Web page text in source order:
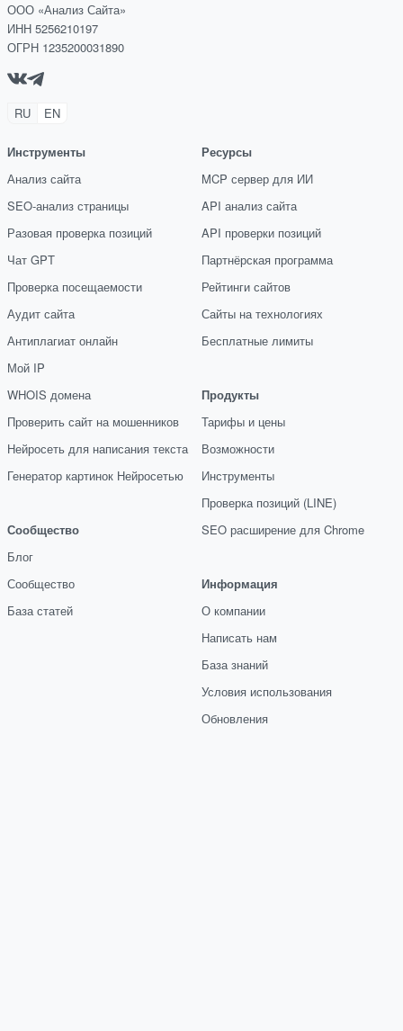
ООО «Анализ Сайта»
ИНН 5256210197
ОГРН 1235200031890
RU EN
Инструменты
Анализ сайта
SEO-анализ страницы
Разовая проверка позиций
Чат GPT
Проверка посещаемости
Аудит сайта
Антиплагиат онлайн
Мой IP
WHOIS домена
Проверить сайт на мошенников
Нейросеть для написания текста
Генератор картинок Нейросетью
Сообщество
Блог
Сообщество
База статей
Ресурсы
MCP сервер для ИИ
API анализ сайта
API проверки позиций
Партнёрская программа
Рейтинги сайтов
Сайты на технологиях
Бесплатные лимиты
Продукты
Тарифы и цены
Возможности
Инструменты
Проверка позиций (LINE)
SEO расширение для Chrome
Информация
О компании
Написать нам
База знаний
Условия использования
Обновления